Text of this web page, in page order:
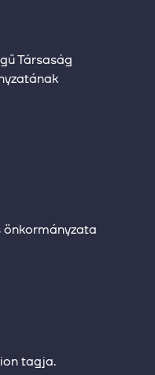
Társaság
tagja.